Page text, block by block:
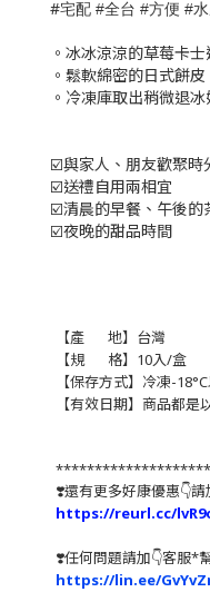
#宅配 #全台 #方便 #
。冰冰涼涼的草莓卡
。鬆軟綿密的日式餅皮
。冷凍庫取出稍微退
☑️與家人、朋友歡聚時
☑️送禮自用兩相宜
☑️清晨的早餐、午後的
☑️夜晚的甜品時間
【產 地】台灣
【規 格】10入/盒
【保存方式】 冷凍-
【有效日期】商品都
❣️還有更多好康優惠👇
https://reurl.cc/
❣️任何問題請加👇客服*
https://lin.ee/